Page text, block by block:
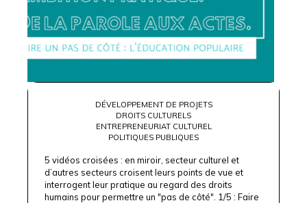
DÉVELOPPEMENT DE PROJETS
DROITS CULTURELS
ENTREPRENEURIAT CULTUREL
POLITIQUES PUBLIQUES
5 vidéos croisées : en miroir, secteur culturel et
d’autres secteurs croisent leurs points de vue et
interrogent leur pratique au regard des droits
humains pour permettre un "pas de côté". 1/5 : Faire